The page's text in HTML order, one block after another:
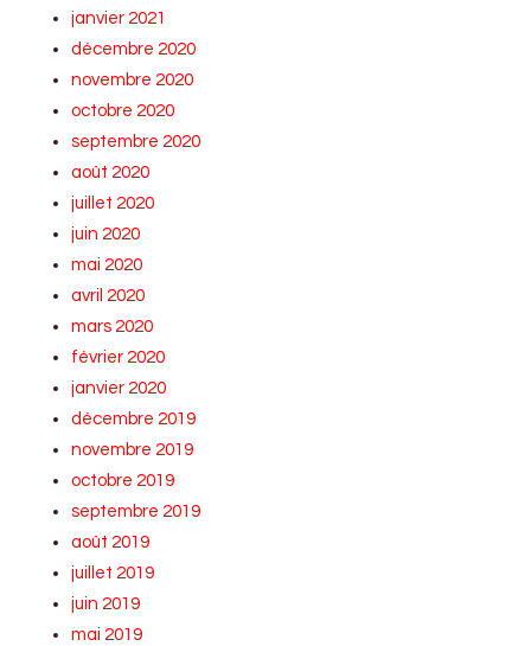
janvier 2021
décembre 2020
novembre 2020
octobre 2020
septembre 2020
août 2020
juillet 2020
juin 2020
mai 2020
avril 2020
mars 2020
février 2020
janvier 2020
décembre 2019
novembre 2019
octobre 2019
septembre 2019
août 2019
juillet 2019
juin 2019
mai 2019